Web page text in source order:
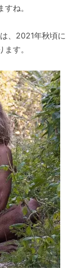
ね。
、2021年秋頃に
ます。